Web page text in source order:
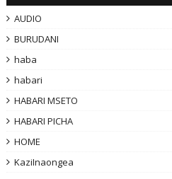
AUDIO
BURUDANI
haba
habari
HABARI MSETO
HABARI PICHA
HOME
KaziInaongea